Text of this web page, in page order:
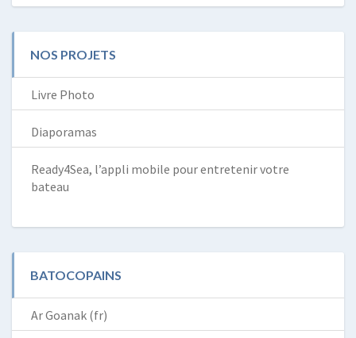
NOS PROJETS
Livre Photo
Diaporamas
Ready4Sea, l’appli mobile pour entretenir votre
bateau
BATOCOPAINS
Ar Goanak (fr)